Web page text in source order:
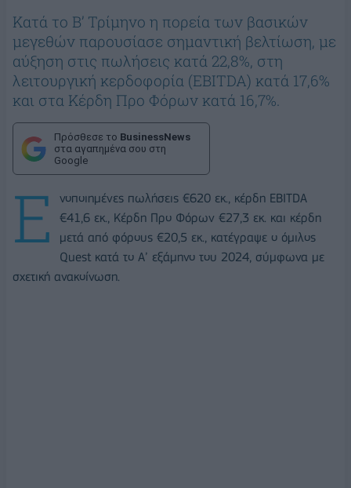
Kατά το Β’ Τρίμηνο η πορεία των βασικών
μεγεθών παρουσίασε σημαντική βελτίωση, με
αύξηση στις πωλήσεις κατά 22,8%, στη
λειτουργική κερδοφορία (EBITDA) κατά 17,6%
και στα Κέρδη Προ Φόρων κατά 16,7%.
Πρόσθεσε το BusinessNews
στα αγαπημένα σου στη
Google
Ε
νοποιημένες πωλήσεις €620 εκ., κέρδη EBITDA
€41,6 εκ., Κέρδη Προ Φόρων €27,3 εκ. και κέρδη
μετά από φόρους €20,5 εκ., κατέγραψε ο όμιλος
Quest κατά το Α’ εξάμηνο του 2024, σύμφωνα με
σχετική ανακοίνωση.